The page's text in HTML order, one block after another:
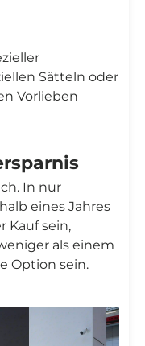
Sätteln oder
Vorlieben
In nur
eines Jahres
Kauf sein,
als einem
Option sein.